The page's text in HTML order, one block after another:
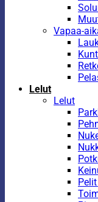
Vapaa-
Lelut
Lelut